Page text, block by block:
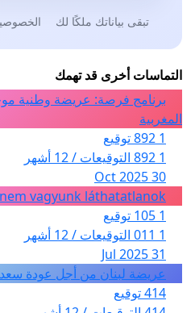
تبقى بياناتك ملكًا لك
التماسات أخرى قد تهمك
برنامج فرصة: عريضة وطنية
المغربية
1 892 توقيع
1 892 التوقيعات / 12 أشهر
30 Oct 2025
vagyunk láthatatlanok!
1 105 توقيع
1 011 التوقيعات / 12 أشهر
31 Jul 2025
عريضة لبنان من أجل عودة
414 توقيع